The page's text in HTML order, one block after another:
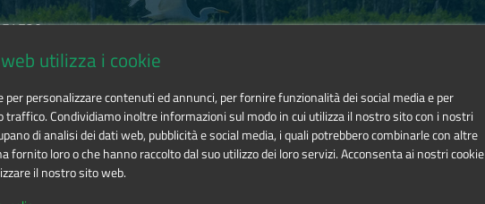
utilizza i cookie
per personalizzare contenuti ed annunci, per fornire funzionalità dei social media e per
traffico. Condividiamo inoltre informazioni sul modo in cui utilizza il nostro sito con i nostri
di analisi dei dati web, pubblicità e social media, i quali potrebbero combinarle con altre
fornito loro o che hanno raccolto dal suo utilizzo dei loro servizi. Acconsenta ai nostri cookie
il nostro sito web.